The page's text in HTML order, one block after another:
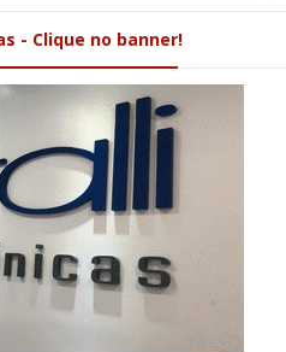
- Clique no banner!